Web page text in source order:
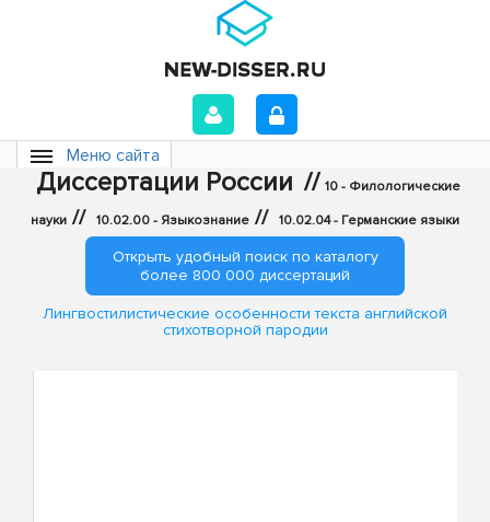
Меню сайта
Диссертации России // 10 - Филологические
науки // 10.02.00 - Языкознание // 10.02.04 - Германские языки
Открыть удобный поиск по каталогу
более 800 000 диссертаций
Лингвостилистические особенности текста английской
стихотворной пародии